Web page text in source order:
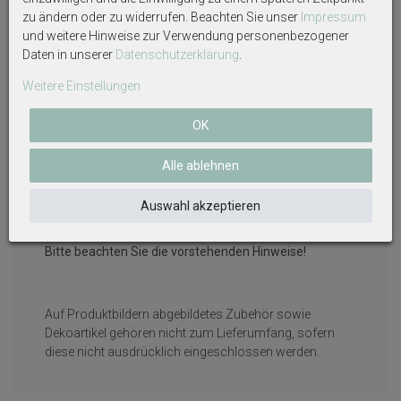
kommunalen Sammelstellen.
Nachfolgend sind Symbole und Abkürzungen erläutert:
dass die Batterie nicht in den Hausmüll gegeben werden
darf.
Pb = Batterie enthält mehr als 0,004 Masseprozent Blei
Cd = Batterie enthält mehr als 0,002 Masseprozent
Hg = Batterie enthält mehr als 0,0005 Masseprozent
Bitte beachten Sie die vorstehenden Hinweise!
Auf Produktbildern abgebildetes Zubehör sowie
Dekoartikel gehören nicht zum Lieferumfang, sofern
diese nicht ausdrücklich eingeschlossen werden.
zu ändern oder zu widerrufen. Beachten Sie unser Impressum
und weitere Hinweise zur Verwendung personenbezogener
Daten in unserer Daten­schutz­erklärung.
Weitere Einstellungen
OK
Alle ablehnen
Auswahl akzeptieren